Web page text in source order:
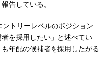
告している。
トリーレベルのポジション
を採用したい」と述べてい
年配の候補者を採用したがる